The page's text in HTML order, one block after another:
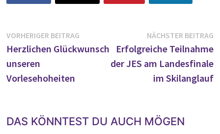
Beitragsnavigation
VORHERIGER BEITRAGVorheriger
Beitrag:
Herzlichen Glückwunsch
unseren
Vorlesehoheiten
NÄCHSTER BEITRAG
Erfolgreiche Teilnahme
der JES am Landesfinale
im Skilanglauf
DAS KÖNNTEST DU AUCH MÖGEN